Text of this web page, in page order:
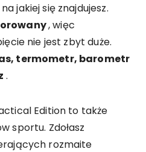
jakiej się znajdujesz.
, więc
nie jest zbyt duże.
termometr, barometr
.
Edition to także
sportu. Zdołasz
rozmaite